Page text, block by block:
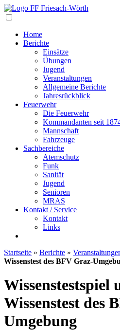
Home
Berichte
Einsätze
Übungen
Jugend
Veranstaltungen
Allgemeine Berichte
Jahresrückblick
Feuerwehr
Die Feuerwehr
Kommandanten seit
Mannschaft
Fahrzeuge
Sachbereiche
Atemschutz
Funk
Sanität
Jugend
Senioren
MRAS
Kontakt / Service
Kontakt
Links
Startseite » Berichte »
Wissenstest des BFV Graz-
Wissenstestspiel
Wissenstest des
Umgebung